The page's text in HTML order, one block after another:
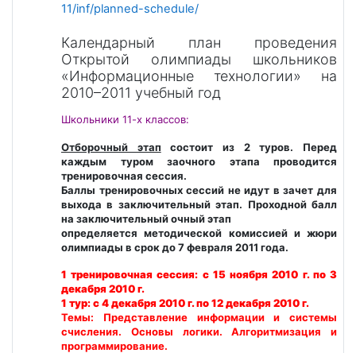
11/inf/planned-schedule/
Календарный план проведения
Открытой олимпиады школьников
«Информационные технологии» на
2010–2011 учебный год
Школьники 11-х классов:
Отборочный этап состоит из 2 туров. Перед
каждым туром заочного этапа проводится
тренировочная сессия.
Баллы тренировочных сессий не идут в зачет для
выхода в заключительный этап. Проходной балл
на заключительный очный этап
определяется методической комиссией и жюри
олимпиады в срок до 7 февраля 2011 года.
1 тренировочная сессия: с 15 ноября 2010 г. по 3
декабря 2010 г.
1 тур: с 4 декабря 2010 г. по 12 декабря 2010 г.
Темы: Представление информации и системы
счисления. Основы логики. Алгоритмизация и
программирование.